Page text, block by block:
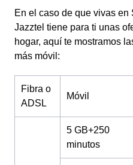
En el caso de que vivas en
Jazztel tiene para ti unas
hogar, aquí te mostramos
más móvil:
Fibra o
ADSL
Móvil
5 GB+250
minutos